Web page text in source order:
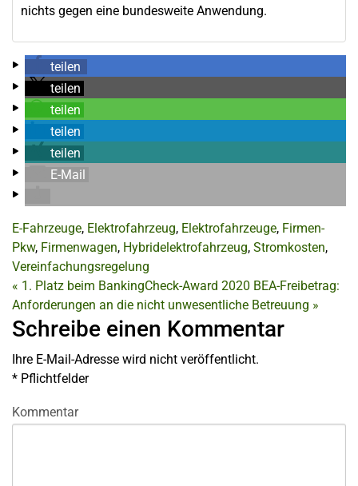
nichts gegen eine bundesweite Anwendung.
teilen
teilen
teilen
teilen
teilen
E-Mail
E-Fahrzeuge, Elektrofahrzeug, Elektrofahrzeuge, Firmen-
Pkw, Firmenwagen, Hybridelektrofahrzeug, Stromkosten,
Vereinfachungsregelung
« 1. Platz beim BankingCheck-Award 2020 BEA-Freibetrag:
Anforderungen an die nicht unwesentliche Betreuung »
Schreibe einen Kommentar
Ihre E-Mail-Adresse wird nicht veröffentlicht.
* Pflichtfelder
Kommentar